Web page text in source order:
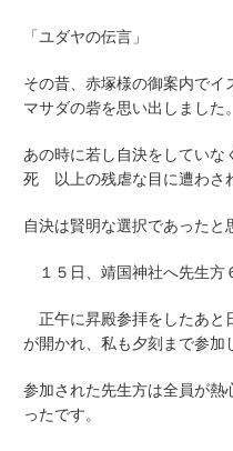
「ユダヤの伝言」
その昔、赤塚様の御案内でイ
マサダの砦を思い出しました。
あの時に若し自決をしてい
死 以上の残虐な目に遭わさ
自決は賢明な選択であったと
１５日、靖国神社へ先生方
正午に昇殿参拝をしたあと
が開かれ、私も夕刻まで参加
参加された先生方は全員が熱
ったです。